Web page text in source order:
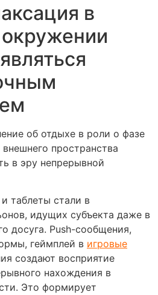
в
об отдыхе в роли о фазе
пространства
в эру непрерывной
таблеты стали в
идущих субъекта даже в
досуга. Push-сообщения,
геймплей в игровые
создают восприятие
нахождения в
Это формирует